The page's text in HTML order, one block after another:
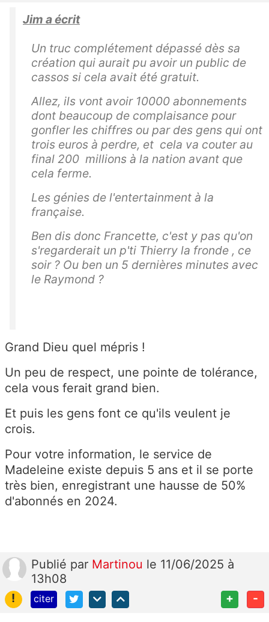
Jim a écrit
Un truc complétement dépassé dès sa
création qui aurait pu avoir un public de
cassos si cela avait été gratuit.
Allez, ils vont avoir 10000 abonnements
dont beaucoup de complaisance pour
gonfler les chiffres ou par des gens qui ont
trois euros à perdre, et cela va couter au
final 200 millions à la nation avant que
cela ferme.
Les génies de l'entertainment à la
française.
Ben dis donc Francette, c'est y pas qu'on
s'regarderait un p'ti Thierry la fronde , ce
soir ? Ou ben un 5 dernières minutes avec
le Raymond ?
Grand Dieu quel mépris !
Un peu de respect, une pointe de tolérance,
cela vous ferait grand bien.
Et puis les gens font ce qu'ils veulent je
crois.
Pour votre information, le service de
Madeleine existe depuis 5 ans et il se porte
très bien, enregistrant une hausse de 50%
d'abonnés en 2024.
Publié par Martinou le 11/06/2025 à
13h08
!
citer + -